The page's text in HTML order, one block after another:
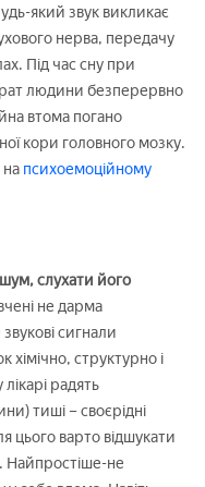
який звук викликає
нерва, передачу
Під час сну при
людини безперервно
втома погано
кори головного мозку.
на психоемоційному
слухати його
не дарма
сигнали
структурно і
радять
тиші – своєрідні
цього варто відшукати
Найпростіше-не